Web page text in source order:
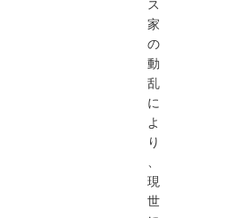
ス
家
の
動
乱
に
よ
り
、
現
世